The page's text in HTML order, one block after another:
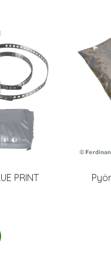
PRINT